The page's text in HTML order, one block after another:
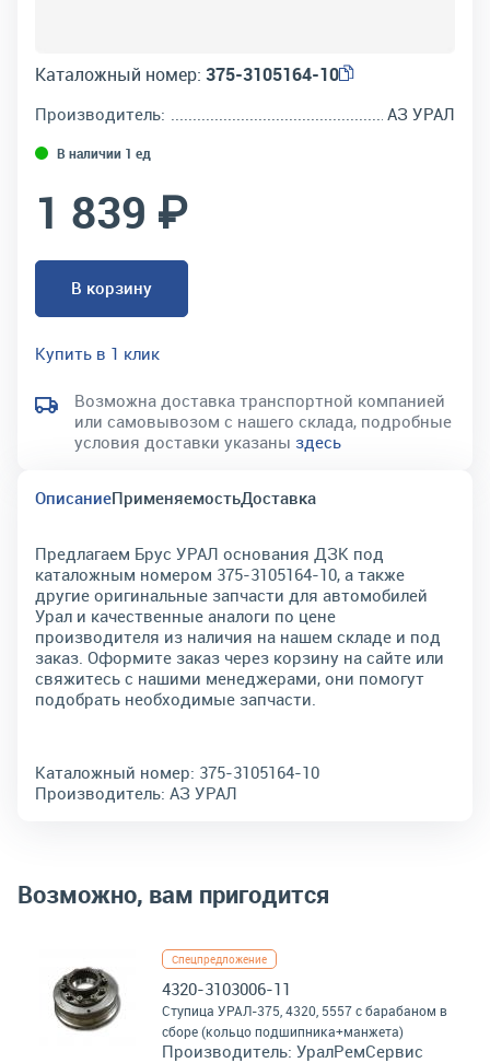
Каталожный номер: 375-3105164-10
Производитель: АЗ УРАЛ
В наличии 1 ед
1 839 ₽
В корзину
Купить в 1 клик
Возможна доставка транспортной компанией
или самовывозом с нашего склада, подробные
условия доставки указаны здесь
ОписаниеПрименяемостьДоставка
Предлагаем Брус УРАЛ основания ДЗК под
каталожным номером 375-3105164-10, а также
другие оригинальные запчасти для автомобилей
Урал и качественные аналоги по цене
производителя из наличия на нашем складе и под
заказ. Оформите заказ через корзину на сайте или
свяжитесь с нашими менеджерами, они помогут
подобрать необходимые запчасти.
Каталожный номер: 375-3105164-10
Производитель: АЗ УРАЛ
Возможно, вам пригодится
Спецпредложение
4320-3103006-11
Ступица УРАЛ-375, 4320, 5557 с барабаном в
сборе (кольцо подшипника+манжета)
Производитель: УралРемСервис